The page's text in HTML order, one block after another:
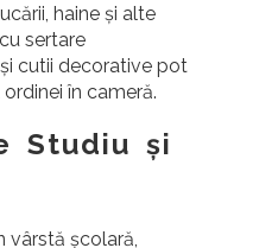
haine și alte
sertare
cutii decorative pot
în cameră.
Studiu și
vârstă școlară,